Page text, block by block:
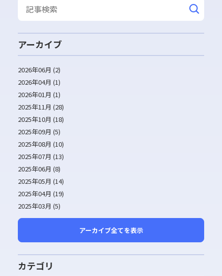
アーカイブ
2026年06月 (2)
2026年04月 (1)
2026年01月 (1)
2025年11月 (28)
2025年10月 (18)
2025年09月 (5)
2025年08月 (10)
2025年07月 (13)
2025年06月 (8)
2025年05月 (14)
2025年04月 (19)
2025年03月 (5)
アーカイブ全てを表示
カテゴリ